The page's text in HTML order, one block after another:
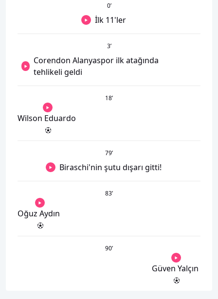
0’
İlk 11'ler
3’
Corendon Alanyaspor ilk atağında
tehlikeli geldi
18’
Wilson Eduardo
79’
Biraschi'nin şutu dışarı gitti!
83’
Oğuz Aydın
90’
Güven Yalçın